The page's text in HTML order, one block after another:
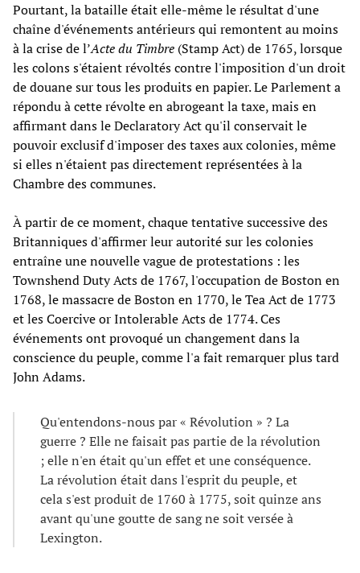
Pourtant, la bataille était elle-même le résultat d'une
chaîne d'événements antérieurs qui remontent au moins
à la crise de l’Acte du Timbre (Stamp Act) de 1765, lorsque
les colons s'étaient révoltés contre l'imposition d'un droit
de douane sur tous les produits en papier. Le Parlement a
répondu à cette révolte en abrogeant la taxe, mais en
affirmant dans le Declaratory Act qu'il conservait le
pouvoir exclusif d'imposer des taxes aux colonies, même
si elles n'étaient pas directement représentées à la
Chambre des communes.
À partir de ce moment, chaque tentative successive des
Britanniques d'affirmer leur autorité sur les colonies
entraîne une nouvelle vague de protestations : les
Townshend Duty Acts de 1767, l'occupation de Boston en
1768, le massacre de Boston en 1770, le Tea Act de 1773
et les Coercive or Intolerable Acts de 1774. Ces
événements ont provoqué un changement dans la
conscience du peuple, comme l'a fait remarquer plus tard
John Adams.
Qu'entendons-nous par « Révolution » ? La
guerre ? Elle ne faisait pas partie de la révolution
; elle n'en était qu'un effet et une conséquence.
La révolution était dans l'esprit du peuple, et
cela s'est produit de 1760 à 1775, soit quinze ans
avant qu'une goutte de sang ne soit versée à
Lexington.